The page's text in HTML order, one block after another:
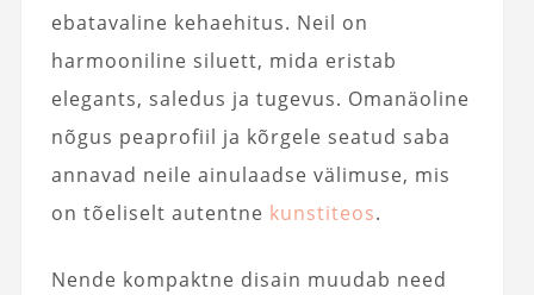
ebatavaline kehaehitus. Neil on
harmooniline siluett, mida eristab
elegants, saledus ja tugevus. Omanäoline
nõgus peaprofiil ja kõrgele seatud saba
annavad neile ainulaadse välimuse, mis
on tõeliselt autentne kunstiteos.
Nende kompaktne disain muudab need